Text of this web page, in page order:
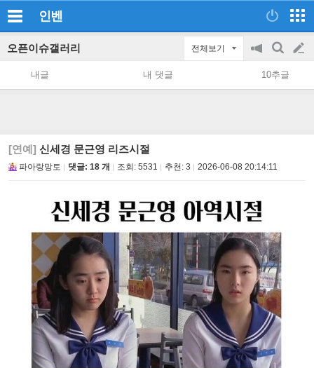
인벤
오픈이슈갤러리 전체보기
공
지
on/off
검
색
글
쓰
내글 내 댓글 10추글
[연예] 신세경 문근영 리즈시절
파아랑망토 댓글: 18 개 조회: 5531 추천: 3 2026-06-08 20:14:11